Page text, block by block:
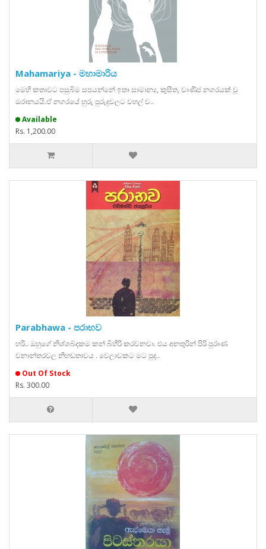
Mahamariya - මහාමාරිය
මෙහි කතාවට පසුබිම සපයන්නේ ඉතා සාමාන්‍ය, කුසීත, වාණිජ නගරයක් වූ
ඔරානයයි.ඒ නගරයේ හුරු පුරුදුවලට වහල් ව..
Available
Rs. 1,200.00
Parabhawa - පරාභව
හරි.. ඔහුගේ නිශ්ශබ්දකම කන් බිහිරි කරවනවා. එය අනතුරින් පිරි පුරාණ
වනාන්තරවල නිහඬතාවය . වෙලාවකට මට පුද..
Out Of Stock
Rs. 300.00